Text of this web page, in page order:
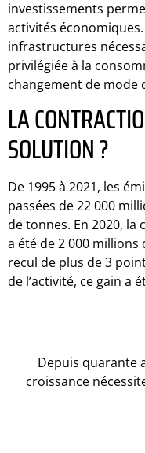
investissements
activités
infrastructures
privilégiée à la
changement de mode
LA
SOLUTION ?
De 1995 à 2021, les
passées de 22 000
de tonnes. En 2020,
a été de 2 000 millions
recul de plus de 3
de l’activité, ce gain a
Depuis quarante
croissance